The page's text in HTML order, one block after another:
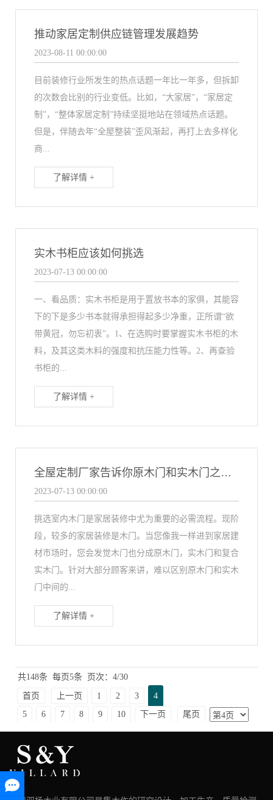
推动家居定制供应链管理发展趋势
2023-08-11 00:00:00
目前装修行业所发生的热点话题一年比一年多，但拆卸
的次数会比别的行业变低。比如，“大家居”，“家居定
制”，“整体家居定制”持续坚挺地站在领域热点话题。
但是，伴随去年“全屋整装”歪风渐起，再打上去多样化
商...
了解详情 +
实木书柜应该如何挑选
2023-07-13 00:00:00
一、看品质：实木书柜是用于置放书本的家俱，其能容
下的下是多少书本就得承担得起多少净重，正所谓“欲
带黄冠，勿忘初衷”。1、在选购时要掌握实木书柜的木
料，及其这类木料的强度和抗压能力性等。2、再查验
书柜的...
了解详情 +
全屋定制厂家告诉你原木门和实木门之间的优缺点
2023-07-13 00:00:00
挑选室内木门是家居装修中尤为重要的必需流程。现阶
段，较多的家居装修是木门。当您像我一样进到家居建
材市场时，您会发觉木门也分成原木门，实木门和复合
实木门。针对大部分顾客来讲，难以区别原木门和实木
门中间的...
了解详情 +
共148条 每页5条 页次：4/30
首页 上一页 1 2 3 4
5 6 7 8 9 10 下一页 尾页